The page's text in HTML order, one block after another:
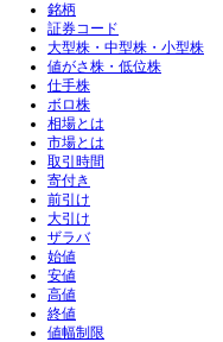
銘柄
証券コード
大型株・中型株・小型株
値がさ株・低位株
仕手株
ボロ株
相場とは
市場とは
取引時間
寄付き
前引け
大引け
ザラバ
始値
安値
高値
終値
値幅制限